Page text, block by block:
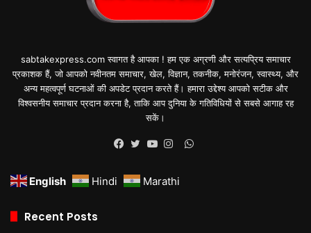
sabtakexpress.com स्वागत है आपका ! हम एक अग्रणी और सत्यप्रिय समाचार
प्रकाशक हैं, जो आपको नवीनतम समाचार, खेल, विज्ञान, तकनीक, मनोरंजन, स्वास्थ्य, और
अन्य महत्वपूर्ण घटनाओं की अपडेट प्रदान करते हैं। हमारा उद्देश्य आपको सटीक और
विश्वसनीय समाचार प्रदान करना है, ताकि आप दुनिया के गतिविधियों से सबसे आगाह रह
सकें।
WhatsApp
English Hindi Marathi
Recent Posts